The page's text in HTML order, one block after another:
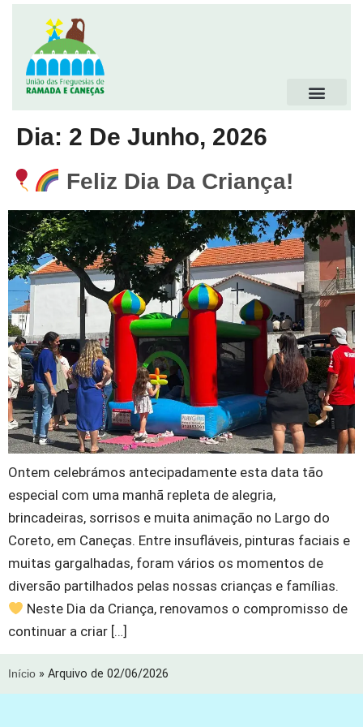
Dia: 2 De Junho, 2026
Feliz Dia Da Criança!
Ontem celebrámos antecipadamente esta data tão
especial com uma manhã repleta de alegria,
brincadeiras, sorrisos e muita animação no Largo do
Coreto, em Caneças. Entre insufláveis, pinturas faciais e
muitas gargalhadas, foram vários os momentos de
diversão partilhados pelas nossas crianças e famílias.
Neste Dia da Criança, renovamos o compromisso de
continuar a criar […]
Início » Arquivo de 02/06/2026